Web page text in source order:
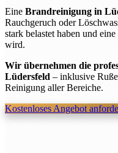
Eine Brandreinigung in
Rauchgeruch oder
stark belastet haben und
wird.
Wir übernehmen die
Lüdersfeld– inklusive
Reinigung aller Bereiche.
Kostenloses Angebot